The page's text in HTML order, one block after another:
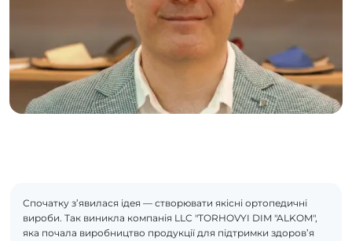
Спочатку з’явилася ідея — створювати якісні ортопедичні
вироби. Так виникла компанія LLC "TORHOVYI DIM "ALKOM",
яка почала виробництво продукції для підтримки здоров’я